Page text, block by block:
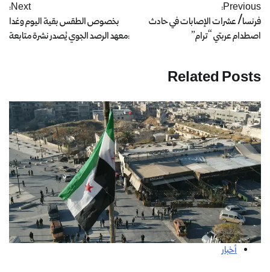
Previous:
فرنسا/ عشرات الإصابات في حادث
اصطدام عربتي “ترام”
Next:
بخصوص الطقس بقية اليوم وغدا
:معهد الرصد الجوي يُصدر نشرة متابعة
Related Posts
أخبار